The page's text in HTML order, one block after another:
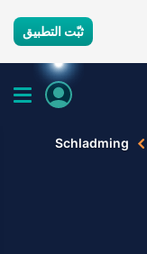
ثبّت التطبيق
Schladming